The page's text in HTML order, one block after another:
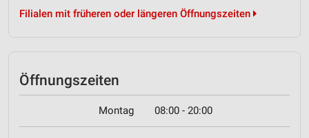
Filialen mit früheren oder längeren Öffnungszeiten
Öffnungszeiten
Montag 08:00 - 20:00